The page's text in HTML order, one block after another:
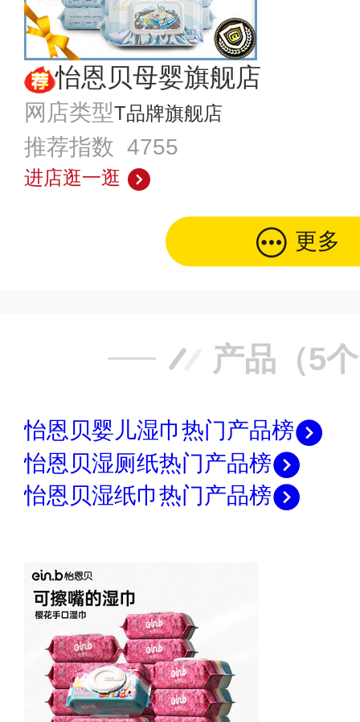
怡恩贝母婴旗舰店
网店类型T品牌旗舰店
推荐指数 4755
进店逛一逛
更多
产品（5
怡恩贝婴儿湿巾热门产品榜
怡恩贝湿厕纸热门产品榜
怡恩贝湿纸巾热门产品榜